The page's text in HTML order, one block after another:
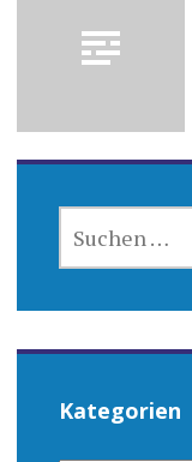
NACH:
Kategorien